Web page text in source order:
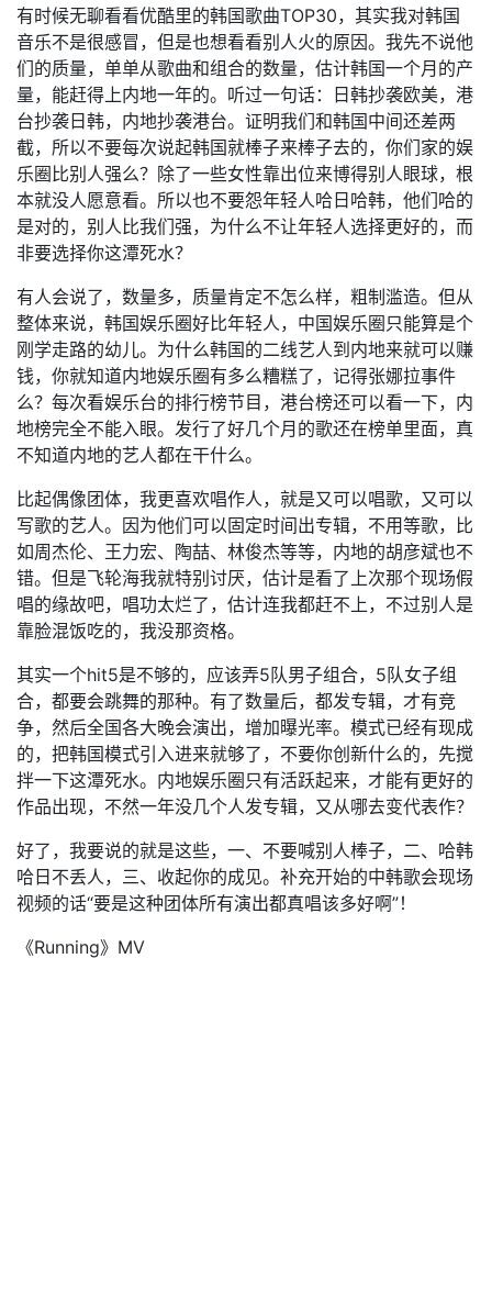
有时候无聊看看优酷里的韩国歌曲TOP30，其实我对韩国
音乐不是很感冒，但是也想看看别人火的原因。我先不说他
们的质量，单单从歌曲和组合的数量，估计韩国一个月的产
量，能赶得上内地一年的。听过一句话：日韩抄袭欧美，港
台抄袭日韩，内地抄袭港台。证明我们和韩国中间还差两
截，所以不要每次说起韩国就棒子来棒子去的，你们家的娱
乐圈比别人强么？除了一些女性靠出位来博得别人眼球，根
本就没人愿意看。所以也不要怨年轻人哈日哈韩，他们哈的
是对的，别人比我们强，为什么不让年轻人选择更好的，而
非要选择你这潭死水？
有人会说了，数量多，质量肯定不怎么样，粗制滥造。但从
整体来说，韩国娱乐圈好比年轻人，中国娱乐圈只能算是个
刚学走路的幼儿。为什么韩国的二线艺人到内地来就可以赚
钱，你就知道内地娱乐圈有多么糟糕了，记得张娜拉事件
么？每次看娱乐台的排行榜节目，港台榜还可以看一下，内
地榜完全不能入眼。发行了好几个月的歌还在榜单里面，真
不知道内地的艺人都在干什么。
比起偶像团体，我更喜欢唱作人，就是又可以唱歌，又可以
写歌的艺人。因为他们可以固定时间出专辑，不用等歌，比
如周杰伦、王力宏、陶喆、林俊杰等等，内地的胡彦斌也不
错。但是飞轮海我就特别讨厌，估计是看了上次那个现场假
唱的缘故吧，唱功太烂了，估计连我都赶不上，不过别人是
靠脸混饭吃的，我没那资格。
其实一个hit5是不够的，应该弄5队男子组合，5队女子组
合，都要会跳舞的那种。有了数量后，都发专辑，才有竞
争，然后全国各大晚会演出，增加曝光率。模式已经有现成
的，把韩国模式引入进来就够了，不要你创新什么的，先搅
拌一下这潭死水。内地娱乐圈只有活跃起来，才能有更好的
作品出现，不然一年没几个人发专辑，又从哪去变代表作？
好了，我要说的就是这些，一、不要喊别人棒子，二、哈韩
哈日不丢人，三、收起你的成见。补充开始的中韩歌会现场
视频的话“要是这种团体所有演出都真唱该多好啊”！
《Running》MV